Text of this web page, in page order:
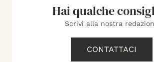
Hai qualche
Scrivi alla nostra
CONTATTACI